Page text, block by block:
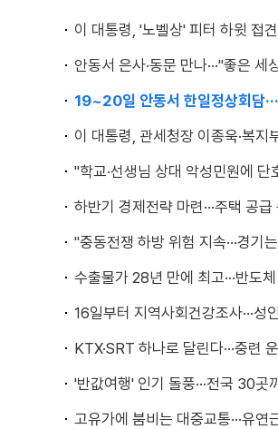
이 대통령, '노벨상' 피터 하윗 접견
안동서 은사·동문 만나···"좋은 세
19~20일 안동서 한일정상회담
이 대통령, 관세청장 이종욱·복지
"학교·선생님 상대 악성민원에 단
하반기 경제전략 마련···주택 공급
"중동전쟁 하방 위험 지속···경기
수출물가 28년 만에 최고···반도
16일부터 지역사회건강조사···
KTX·SRT 하나로 달린다···중련
'반값여행' 인기 돌풍···전국 30곳
고유가에 붐비는 대중교통···유연